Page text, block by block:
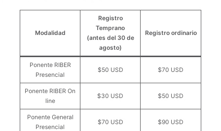
Modalidad
Registro
Temprano
(antes del 30 de
agosto)
Registro ordinario
Ponente RIBER
Presencial
$50 USD $70 USD
Ponente RIBER On
line
$30 USD $50 USD
Ponente General
Presencial
$70 USD $90 USD